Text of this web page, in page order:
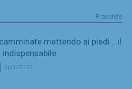
Freestyle
mettendo ai piedi… il
06/12/2022